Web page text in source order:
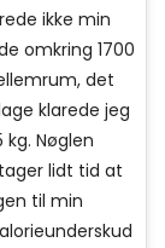
ikke min
omkring 1700
det
klarede jeg
kg. Nøglen
lidt tid at
til min